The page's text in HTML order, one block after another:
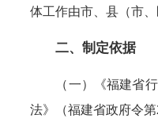
体工作由市、县（市
二、制定依据
（一）《福建省行
法》（福建省政府令第